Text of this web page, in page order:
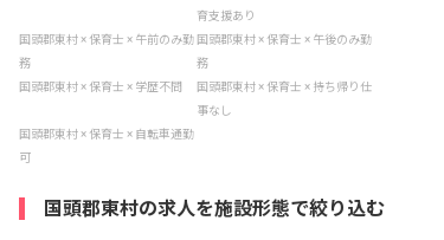
育支援あり
国頭郡東村 × 保育士 × 午前のみ勤
務
国頭郡東村 × 保育士 × 午後のみ勤
務
国頭郡東村 × 保育士 × 学歴不問
国頭郡東村 × 保育士 × 持ち帰り仕
事なし
国頭郡東村 × 保育士 × 自転車通勤
可
国頭郡東村の求人を施設形態で絞り込む